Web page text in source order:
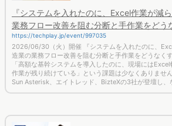
業務フロー改善を阻む分断と手作業をどう
https://techplay.jp/event/997035
2026/06/30（火）開催 『システムを入れたのに、
造業の業務フロー改善を阻む分断と手作業をどうなく
「高額な基幹システムを導入したのに、現場には
作業が残り続けている」という課題は少なくありませ
Sun Asterisk、エイトレッド、BizteXの3社が登壇し、